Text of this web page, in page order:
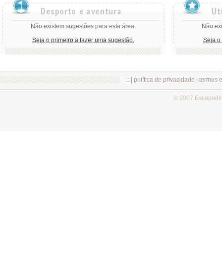
Não existem sugestões para esta área.
Seja o primeiro a fazer uma sugestão.
Não
Seja o
.:: | política de privacidade termos
© 2007